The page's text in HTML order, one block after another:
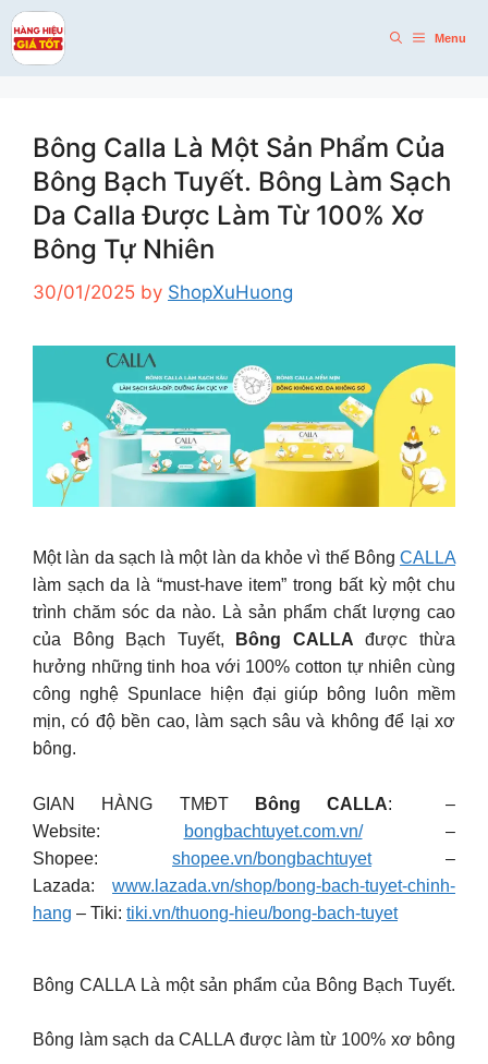
Skip
to
content
Menu
Bông Calla Là Một Sản Phẩm Của
Bông Bạch Tuyết. Bông Làm Sạch
Da Calla Được Làm Từ 100% Xơ
Bông Tự Nhiên
30/01/2025 by ShopXuHuong
Một làn da sạch là một làn da khỏe vì thế Bông CALLA
làm sạch da là “must-have item” trong bất kỳ một chu
trình chăm sóc da nào. Là sản phẩm chất lượng cao
của Bông Bạch Tuyết,
Bông CALLA được thừa
hưởng những tinh hoa với 100% cotton tự nhiên cùng
công nghệ Spunlace hiện đại giúp bông luôn mềm
mịn, có độ bền cao, làm sạch sâu và không để lại xơ
bông.
GIAN HÀNG TMĐT Bông CALLA: –
Website:
bongbachtuyet.com.vn/–
Shopee: shopee.vn/bongbachtuyet–
Lazada: www.lazada.vn/shop/bong-bach-tuyet-chinh-
hang – Tiki: tiki.vn/thuong-hieu/bong-bach-tuyet
Bông CALLA Là một sản phẩm của Bông Bạch Tuyết.
Bông làm sạch da CALLA được làm từ 100% xơ bông